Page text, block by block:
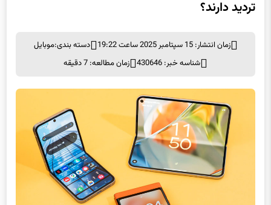
شناسه خبر: 430646
زمان مطالعه: 7 دقیقه